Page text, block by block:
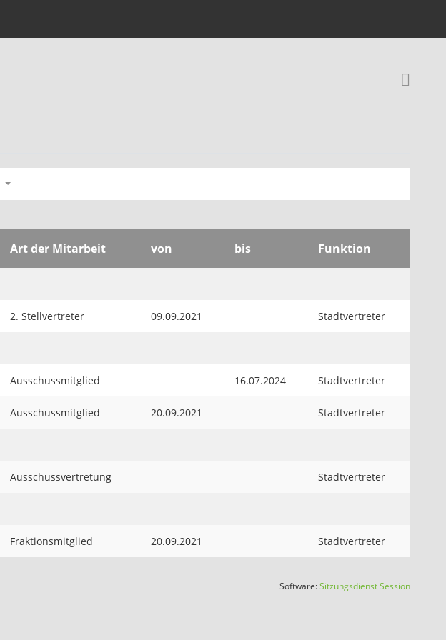
Art der Mitarbeit von bis Funktion
2. Stellvertreter 09.09.2021 Stadtvertreter
Ausschussmitglied 16.07.2024 Stadtvertreter
Ausschussmitglied 20.09.2021 Stadtvertreter
Ausschussvertretung Stadtvertreter
Fraktionsmitglied 20.09.2021 Stadtvertreter
Software:SitzungsdienstSession(Wird in